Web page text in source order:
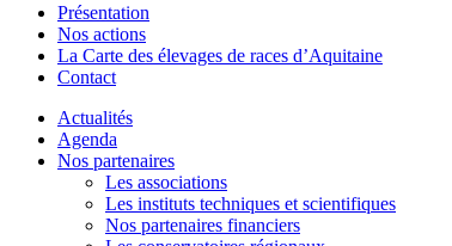
Présentation
Nos actions
La Carte des élevages de races d’Aquitaine
Contact
Actualités
Agenda
Nos partenaires
Les associations
Les instituts techniques et scientifiques
Nos partenaires financiers